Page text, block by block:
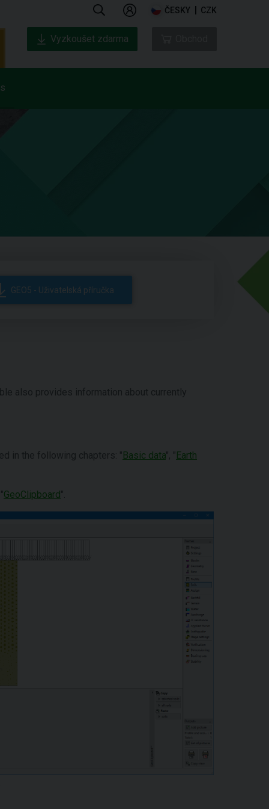
ČESKY CZK
Vyzkoušet zdarma
GEO5 - Uživatelská příručka
also provides information about currently
in the following chapters: "Basic data", "Earth
GeoClipboard".